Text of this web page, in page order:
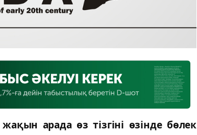
арада өз тізгіні өзінде бөлек